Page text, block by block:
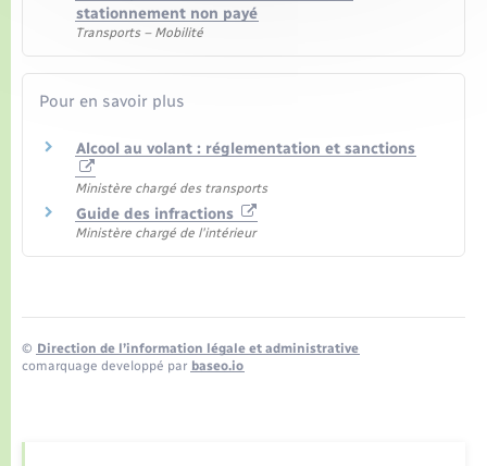
stationnement non payé
Transports – Mobilité
Pour en savoir plus
Alcool au volant : réglementation et sanctions
Ministère chargé des transports
Guide des infractions
Ministère chargé de l'intérieur
© Direction de l’information légale et administrative
comarquage developpé par baseo.io